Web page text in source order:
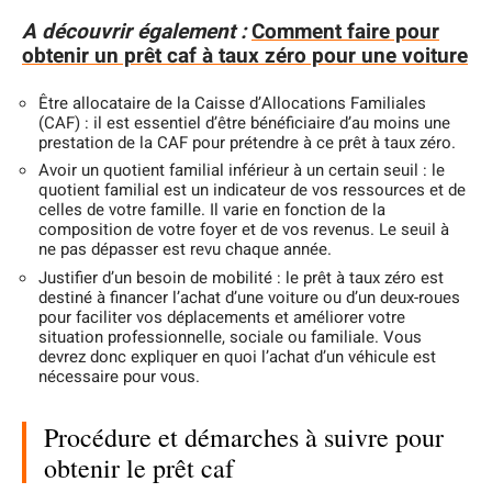
A découvrir également :Comment faire pour
obtenir un prêt caf à taux zéro pour une voiture
Être allocataire de la Caisse d’Allocations Familiales
(CAF) : il est essentiel d’être bénéficiaire d’au moins une
prestation de la CAF pour prétendre à ce prêt à taux zéro.
Avoir un quotient familial inférieur à un certain seuil : le
quotient familial est un indicateur de vos ressources et de
celles de votre famille. Il varie en fonction de la
composition de votre foyer et de vos revenus. Le seuil à
ne pas dépasser est revu chaque année.
Justifier d’un besoin de mobilité : le prêt à taux zéro est
destiné à financer l’achat d’une voiture ou d’un deux-roues
pour faciliter vos déplacements et améliorer votre
situation professionnelle, sociale ou familiale. Vous
devrez donc expliquer en quoi l’achat d’un véhicule est
nécessaire pour vous.
Procédure et démarches à suivre pour
obtenir le prêt caf